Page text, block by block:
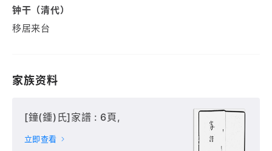
钟干（清代）
移居来台
家族资料
[鐘(鍾)氏]家譜 : 6頁,
立即查看